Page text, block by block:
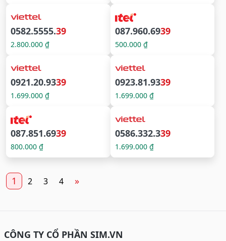
0582.5555.39
2.800.000 ₫
087.960.6939
500.000 ₫
0921.20.9339
1.699.000 ₫
0923.81.9339
1.699.000 ₫
087.851.6939
800.000 ₫
0586.332.339
1.699.000 ₫
1 2 3 4 »
CÔNG TY CỔ PHẦN SIM.VN